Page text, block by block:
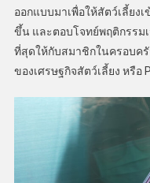
ออกแบบมาเพื่อให้สัตว์เลี้ยง
ขึ้น และตอบโจทย์พฤติกรรม
ที่สุดให้กับสมาชิกในครอบครั
ของเศรษฐกิจสัตว์เลี้ยง หรือ